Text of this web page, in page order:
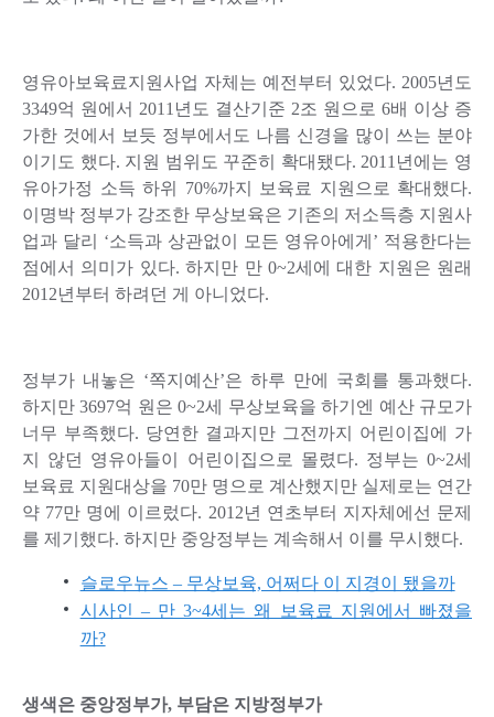
영유아보육료지원사업 자체는 예전부터 있었다. 2005년도
3349억 원에서 2011년도 결산기준 2조 원으로 6배 이상 증
가한 것에서 보듯 정부에서도 나름 신경을 많이 쓰는 분야
이기도 했다. 지원 범위도 꾸준히 확대됐다. 2011년에는 영
유아가정 소득 하위 70%까지 보육료 지원으로 확대했다.
이명박 정부가 강조한 무상보육은 기존의 저소득층 지원사
업과 달리 ‘소득과 상관없이 모든 영유아에게’ 적용한다는
점에서 의미가 있다. 하지만 만 0~2세에 대한 지원은 원래
2012년부터 하려던 게 아니었다.
정부가 내놓은 ‘쪽지예산’은 하루 만에 국회를 통과했다.
하지만 3697억 원은 0~2세 무상보육을 하기엔 예산 규모가
너무 부족했다. 당연한 결과지만 그전까지 어린이집에 가
지 않던 영유아들이 어린이집으로 몰렸다. 정부는 0~2세
보육료 지원대상을 70만 명으로 계산했지만 실제로는 연간
약 77만 명에 이르렀다. 2012년 연초부터 지자체에선 문제
를 제기했다. 하지만 중앙정부는 계속해서 이를 무시했다.
슬로우뉴스 – 무상보육, 어쩌다 이 지경이 됐을까
시사인 – 만 3~4세는 왜 보육료 지원에서 빠졌을
까?
생색은 중앙정부가, 부담은 지방정부가